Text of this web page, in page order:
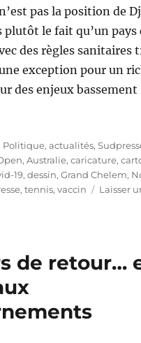
pas la position de
plutôt le fait qu’un pays
des règles sanitaires
exception pour un
des enjeux bassement
Catégories
Politique, actualités,
,Australie,caricature,
19,dessin,Grand Chelem,
,tennis,vaccin
Laisser
de retour…